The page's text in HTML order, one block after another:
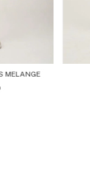
MELANGE